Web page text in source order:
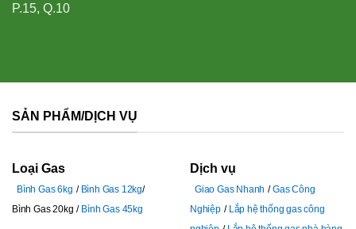
P.15, Q.10
SẢN PHẨM/DỊCH VỤ
Loại Gas
Bình Gas 6kg
Bình Gas 12kg
Bình Gas 20kg
Bình Gas 45kg
Dịch vụ
Giao Gas Nhanh
Gas Công
Nghiệp
Lắp hệ thống gas công